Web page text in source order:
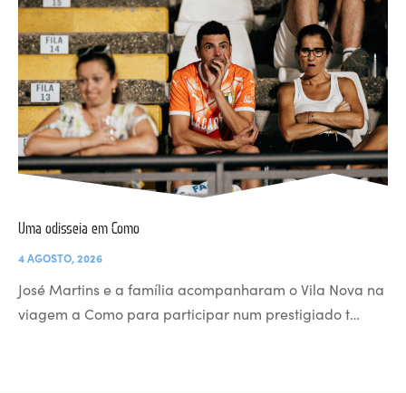
Uma odisseia em Como
4 AGOSTO, 2026
José Martins e a família acompanharam o Vila Nova na
viagem a Como para participar num prestigiado t…